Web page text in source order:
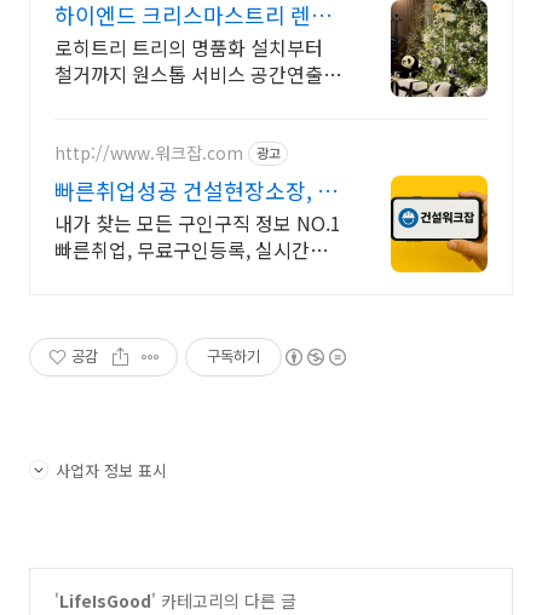
하이엔드 크리스마스트리 렌탈
차별화된 퀄리티 트리
로히트리 트리의 명품화 설치부터
철거까지 원스톱 서비스 공간연출전
http://www.워크잡.com 광고
빠른취업성공 건설현장소장, 경
비원, 건축인부, 노가다
내가 찾는 모든 구인구직 정보 NO.1
빠른취업, 무료구인등록, 실시간채
공감 구독하기
사업자 정보 표시
'LifeIsGood' 카테고리의 다른 글